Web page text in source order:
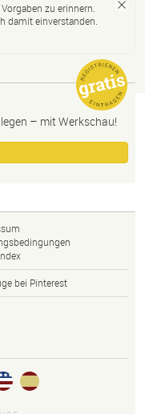
zu erinnern.
damit einverstanden.
– mit Werkschau!
bei Pinterest